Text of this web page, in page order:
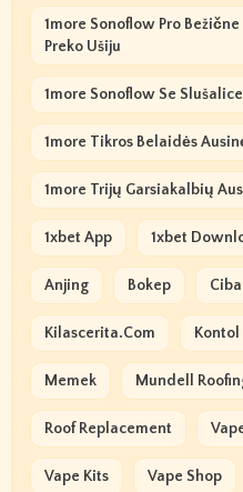
1more Sonoflow Pro
Preko Ušiju
1more Sonoflow Se
1more Tikros Belaidės
1more Trijų Garsiakalbių
1xbet App 1xbet
Anjing Bokep
Kilascerita.com Kontol
Memek Mundell
Roof Replacement
Vape Kits Vape Shop